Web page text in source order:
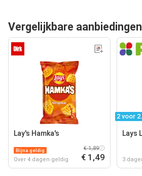
Vergelijkbare aanbiedingen
Lay's Hamka's
Bijna geldig
Over 4 dagen geldig
€ 1,89
€ 1,49
2 voor
Lays
3